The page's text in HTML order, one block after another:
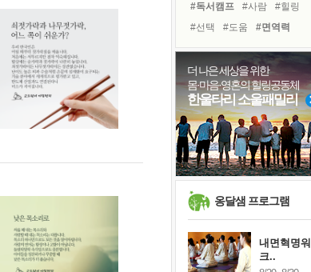
졸업식 사진을 보며
극심한 변비, 어깨결림, 수면 장애
아픈 아버지를 위한 공간 설계
슬럼프
보고 싶은 어머니
유년 시절의 부산 영도 바다
못된 꼰대들
희망이란
'모른다'는 것
#독서캠프
#사람
#힐링
#선택
#도움
#면역력
#명상
#바이러스
#독서
#계획
#리더
#극복
#비전캠프
#나눔
#유튜브
#희망
#아이들
#위기
더 나은 세상을 위한
몸·마음·영혼의 힐링공동체
한울타리 소울패밀리
옹달샘 프로그램
스..
내면혁명워
크..